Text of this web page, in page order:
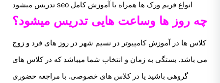
انواع فریم ورک ها همراه با آموزش کامل seo تدریس میشود
چه روز ها وساعت هایی تدریس میشود؟
کلاس ها در آموزش کامپیوتر در نسیم شهر در روز های فرد و زوج
می باشد. بستگی به زمان و انتخاب شما میباشد که در کلاس های
گروهی باشید یا در کلاس های خصوصی. با مراجعه حضوری